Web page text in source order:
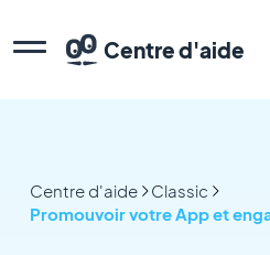
Centre d'aide
Centre d'aide
Classic
Promouvoir votre App et